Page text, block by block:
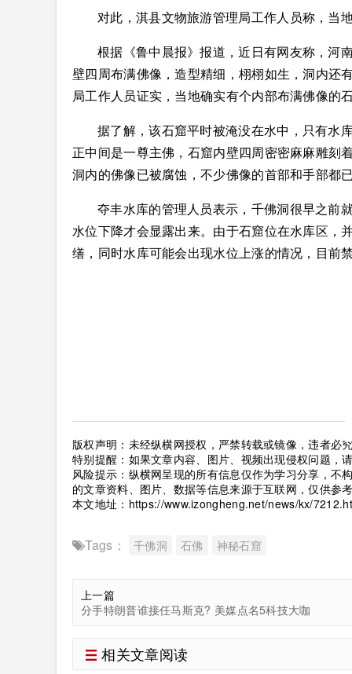
对此，淇县文物旅游管理局工作人员称，当
根据《鲁中晨报》报道，近日有网友称，河
壁四周布满佛像，造型精细，栩栩如生，洞内还
局工作人员证实，当地确实有个内部布满佛像的
据了解，该石窟平时被淹没在水中，只有水
正中间是一尊主佛，石窟内壁四周密密麻麻雕刻
洞内的佛像已被腐蚀，不少佛像的首部和手部都
夺丰水库的管理人员表示，千佛洞很早之前
水位下降才会显露出来。由于石窟位在水库区，
缮，同时水库可能会出现水位上涨的情况，目前
版权声明：未经纵横网授权，严禁转载或镜像，违者必
特别提醒：如果文章内容、图片、视频出现侵权问题，
风险提示：纵横网呈现的所有信息仅作为学习分享，不
的文章资料、图片、数据等信息来源于互联网，仅供参
本文地址： https://www.izongheng.net/news/kx/
Tags： 千佛洞 石佛 神秘石窟
上一篇
分手特朗普谁接任马斯克? 美媒点名5科技大咖
相关文章阅读